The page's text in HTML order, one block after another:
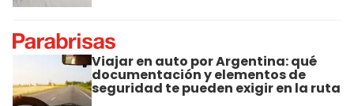
Viajar en auto por Argentina: qué
documentación y elementos de
seguridad te pueden exigir en la ruta